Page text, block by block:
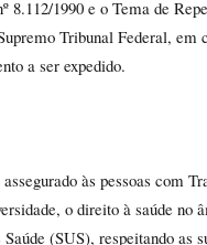
8.112/1990 e o Tema de
Tribunal Federal, em
a ser expedido.
às pessoas com
o direito à saúde no
(SUS), respeitando as